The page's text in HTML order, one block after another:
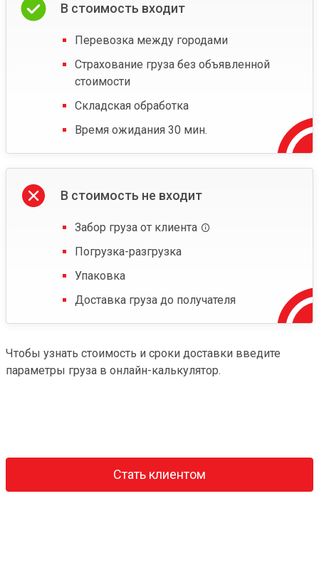
В стоимость входит
Перевозка между городами
Страхование груза без объявленной
стоимости
Складская обработка
Время ожидания 30 мин.
В стоимость не входит
Забор груза от клиента
Погрузка-разгрузка
Упаковка
Доставка груза до получателя
Чтобы узнать стоимость и сроки доставки введите
параметры груза в онлайн-калькулятор.
Стать клиентом